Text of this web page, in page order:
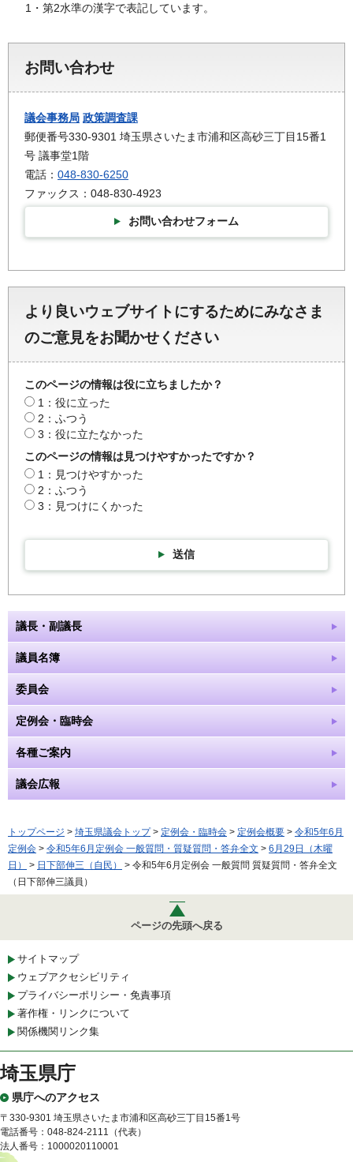
1・第2水準の漢字で表記しています。
お問い合わせ
議会事務局 政策調査課
郵便番号330-9301 埼玉県さいたま市浦和区高砂三丁目15番1
号 議事堂1階
電話： 048-830-6250
ファックス：048-830-4923
お問い合わせフォーム
より良いウェブサイトにするためにみなさま
のご意見をお聞かせください
このページの情報は役に立ちましたか？
1：役に立った
2：ふつう
3：役に立たなかった
このページの情報は見つけやすかったですか？
1：見つけやすかった
2：ふつう
3：見つけにくかった
送信
議長・副議長
議員名簿
委員会
定例会・臨時会
各種ご案内
議会広報
トップページ > 埼玉県議会トップ> 定例会・臨時会 > 定例会概要 > 令和5年6月
定例会 > 令和5年6月定例会 一般質問・質疑質問・答弁全文 > 6月29日（木曜
日）
> 日下部伸三（自民）
> 令和5年6月定例会 一般質問 質疑質問・答弁全文
（日下部伸三議員）
ページの先頭へ戻る
サイトマップ
ウェブアクセシビリティ
プライバシーポリシー・免責事項
著作権・リンクについて
関係機関リンク集
埼玉県庁
県庁へのアクセス
〒330-9301 埼玉県さいたま市浦和区高砂三丁目15番1号
電話番号：048-824-2111（代表）
法人番号：1000020110001